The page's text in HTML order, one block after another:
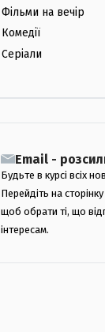
Фільми на вечір
Комедії
Серіали
Email -
Будьте в курсі всіх
Перейдіть на
щоб обрати ті, що
інтересам.